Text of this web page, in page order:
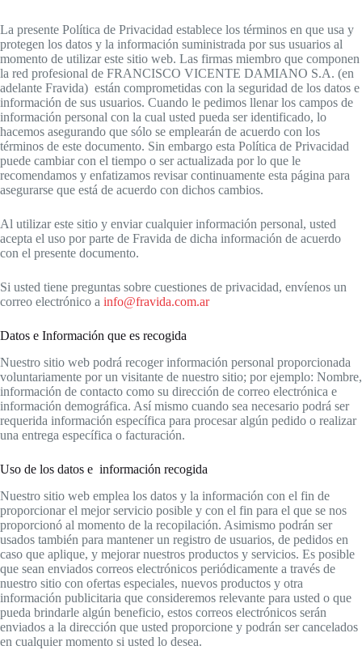
La presente Política de Privacidad establece los términos en que usa y
protegen los datos y la información suministrada por sus usuarios al
momento de utilizar este sitio web. Las firmas miembro que componen
la red profesional de FRANCISCO VICENTE DAMIANO S.A. (en
adelante Fravida) están comprometidas con la seguridad de los datos e
información de sus usuarios. Cuando le pedimos llenar los campos de
información personal con la cual usted pueda ser identificado, lo
hacemos asegurando que sólo se emplearán de acuerdo con los
términos de este documento. Sin embargo esta Política de Privacidad
puede cambiar con el tiempo o ser actualizada por lo que le
recomendamos y enfatizamos revisar continuamente esta página para
asegurarse que está de acuerdo con dichos cambios.
Al utilizar este sitio y enviar cualquier información personal, usted
acepta el uso por parte de Fravida de dicha información de acuerdo
con el presente documento.
Si usted tiene preguntas sobre cuestiones de privacidad, envíenos un
correo electrónico a info@fravida.com.ar
Datos e Información que es recogida
Nuestro sitio web podrá recoger información personal proporcionada
voluntariamente por un visitante de nuestro sitio; por ejemplo: Nombre,
información de contacto como su dirección de correo electrónica e
información demográfica. Así mismo cuando sea necesario podrá ser
requerida información específica para procesar algún pedido o realizar
una entrega específica o facturación.
Uso de los datos e información recogida
Nuestro sitio web emplea los datos y la información con el fin de
proporcionar el mejor servicio posible y con el fin para el que se nos
proporcionó al momento de la recopilación. Asimismo podrán ser
usados también para mantener un registro de usuarios, de pedidos en
caso que aplique, y mejorar nuestros productos y servicios. Es posible
que sean enviados correos electrónicos periódicamente a través de
nuestro sitio con ofertas especiales, nuevos productos y otra
información publicitaria que consideremos relevante para usted o que
pueda brindarle algún beneficio, estos correos electrónicos serán
enviados a la dirección que usted proporcione y podrán ser cancelados
en cualquier momento si usted lo desea.